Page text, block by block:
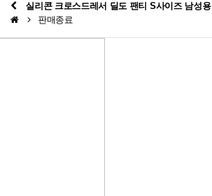
실리콘 크로스드레서 딜도 팬티 S사이즈 남성용
판매종료